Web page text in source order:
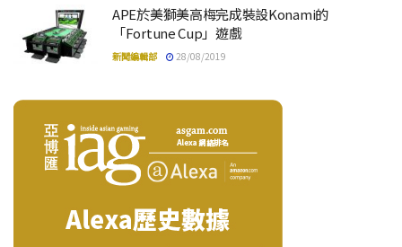
APE於美獅美高梅完成裝設Konami的
「Fortune Cup」遊戲
新聞編輯部 28/08/2019